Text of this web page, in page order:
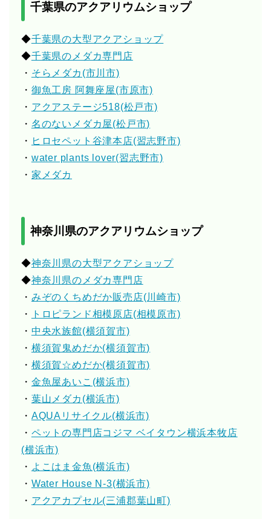
千葉県のアクアリウムショップ
◆千葉県の大型アクアショップ
◆千葉県のメダカ専門店
・ そらメダカ(市川市)
・ 御魚工房 阿舞座屋(市原市)
・ アクアステージ518(松戸市)
・ 名のないメダカ屋(松戸市)
・ ヒロセペット谷津本店(習志野市)
・ water plants lover(習志野市)
・ 家メダカ
神奈川県のアクアリウムショップ
◆神奈川県の大型アクアショップ
◆神奈川県のメダカ専門店
・ みぞのくちめだか販売店(川崎市)
・
トロピランド相模原店(相模原市)
・ 中央水族館(横須賀市)
・ 横須賀鬼めだか(横須賀市)
・ 横須賀☆めだか(横須賀市)
・ 金魚屋あいこ(横浜市)
・ 葉山メダカ(横浜市)
・ AQUAリサイクル(横浜市)
・ ペットの専門店コジマ ベイタウン横浜本牧店
(横浜市)
・ よこはま金魚(横浜市)
・ Water House N-3(横浜市)
・ アクアカプセル(三浦郡葉山町)